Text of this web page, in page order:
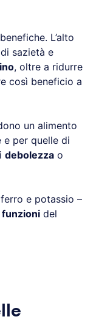
L’alto
sazietà e
, oltre a ridurre
così beneficio a
un alimento
e per quelle di
debolezza o
e potassio –
funzioni del